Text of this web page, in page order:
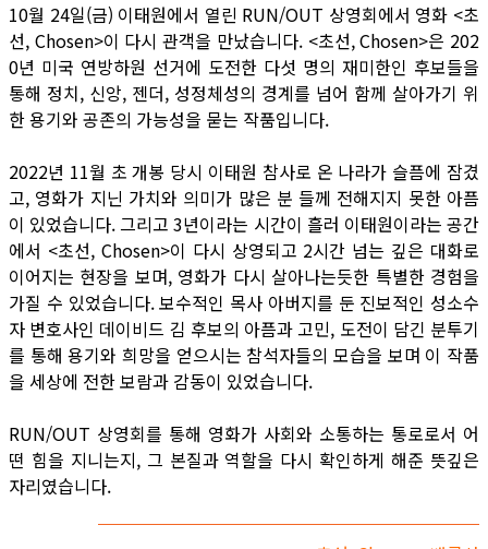
10월 24일(금) 이태원에서 열린 RUN/OUT 상영회에서 영화 <초
선, Chosen>이 다시 관객을 만났습니다. <초선, Chosen>은 202
0년 미국 연방하원 선거에 도전한 다섯 명의 재미한인 후보들을
통해 정치, 신앙, 젠더, 성정체성의 경계를 넘어 함께 살아가기 위
한 용기와 공존의 가능성을 묻는 작품입니다.
2022년 11월 초 개봉 당시 이태원 참사로 온 나라가 슬픔에 잠겼
고, 영화가 지닌 가치와 의미가 많은 분 들께 전해지지 못한 아픔
이 있었습니다. 그리고 3년이라는 시간이 흘러 이태원이라는 공간
에서 <초선, Chosen>이 다시 상영되고 2시간 넘는 깊은 대화로
이어지는 현장을 보며, 영화가 다시 살아나는듯한 특별한 경험을
가질 수 있었습니다. 보수적인 목사 아버지를 둔 진보적인 성소수
자 변호사인 데이비드 김 후보의 아픔과 고민, 도전이 담긴 분투기
를 통해 용기와 희망을 얻으시는 참석자들의 모습을 보며 이 작품
을 세상에 전한 보람과 감동이 있었습니다.
RUN/OUT 상영회를 통해 영화가 사회와 소통하는 통로로서 어
떤 힘을 지니는지, 그 본질과 역할을 다시 확인하게 해준 뜻깊은
자리였습니다.